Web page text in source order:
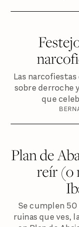
Las narcofiestas
sobre derroche
que
Plan de
reír (o
Se cumplen 50
ruinas que ves,